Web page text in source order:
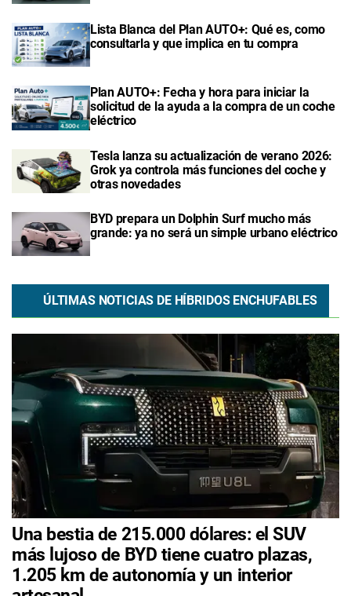
Lista Blanca del Plan AUTO+: Qué es, como
consultarla y que implica en tu compra
Plan AUTO+: Fecha y hora para iniciar la
solicitud de la ayuda a la compra de un coche
eléctrico
Tesla lanza su actualización de verano 2026:
Grok ya controla más funciones del coche y
otras novedades
BYD prepara un Dolphin Surf mucho más
grande: ya no será un simple urbano eléctrico
ÚLTIMAS NOTICIAS DE HÍBRIDOS ENCHUFABLES
Una bestia de 215.000 dólares: el SUV
más lujoso de BYD tiene cuatro plazas,
1.205 km de autonomía y un interior